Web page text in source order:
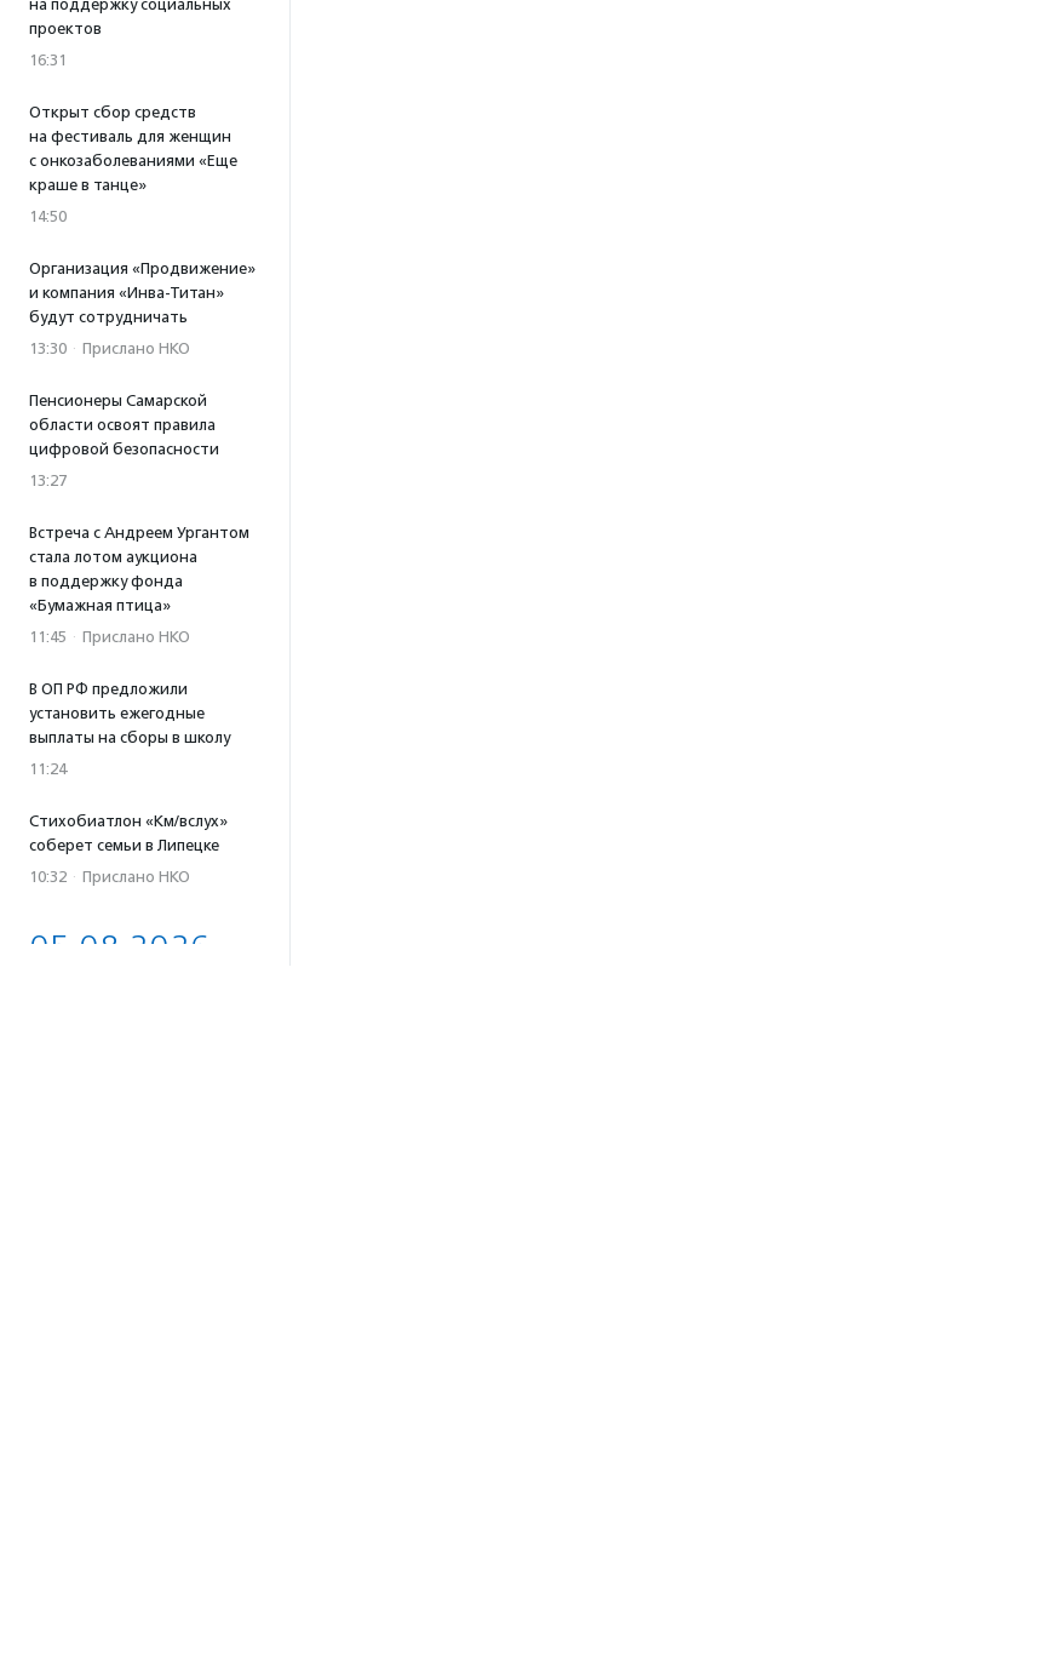
на поддержку социальных
проектов
16:31
Открыт сбор средств
на фестиваль для женщин
с онкозаболеваниями «Еще
краше в танце»
14:50
Организация «Продвижение»
и компания «Инва-Титан»
будут сотрудничать
13:30 · Прислано НКО
Пенсионеры Самарской
области освоят правила
цифровой безопасности
13:27
Встреча с Андреем Ургантом
стала лотом аукциона
в поддержку фонда
«Бумажная птица»
11:45 · Прислано НКО
В ОП РФ предложили
установить ежегодные
выплаты на сборы в школу
11:24
Стихобиатлон «Км/вслух»
соберет семьи в Липецке
10:32 · Прислано НКО
05.08.2026